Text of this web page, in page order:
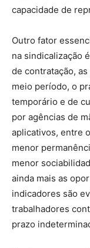
capacidade de
Outro fator
na sindicalização
de contratação,
meio período, o
temporário e de
por agências de
aplicativos, entre
menor
menor
ainda mais as
indicadores são
trabalhadores
prazo